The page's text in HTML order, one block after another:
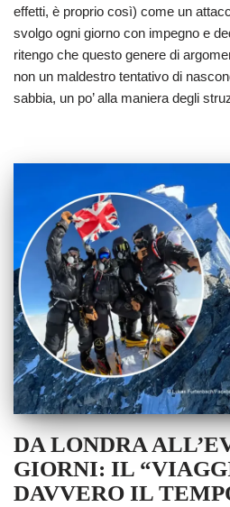
effetti, è proprio così) come un
svolgo ogni giorno con impegno e
ritengo che questo genere di
non un maldestro tentativo di
sabbia, un po’ alla maniera degli
DA LONDRA
GIORNI: IL
DAVVERO IL